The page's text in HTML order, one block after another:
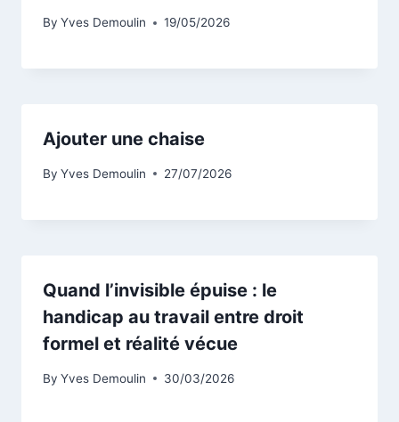
By Yves Demoulin 19/05/2026
Ajouter une chaise
By Yves Demoulin 27/07/2026
Quand l’invisible épuise : le
handicap au travail entre droit
formel et réalité vécue
By Yves Demoulin 30/03/2026